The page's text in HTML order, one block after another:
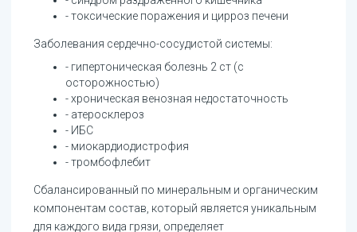
- токсические поражения и цирроз печени
Заболевания сердечно-сосудистой системы:
- гипертоническая болезнь 2 ст (с
осторожностью)
- хроническая венозная недостаточность
- атеросклероз
- ИБС
- миокардиодистрофия
- тромбофлебит
Сбалансированный по минеральным и органическим
компонентам состав, который является уникальным
для каждого вида грязи, определяет